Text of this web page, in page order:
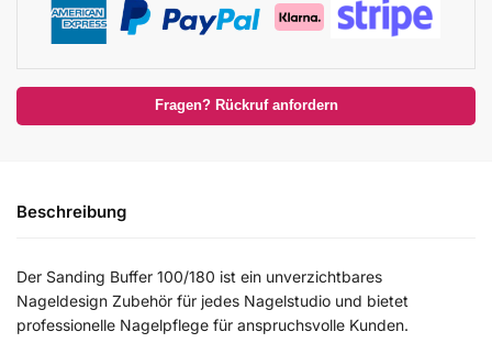
Fragen? Rückruf anfordern
Beschreibung
Der Sanding Buffer 100/180 ist ein unverzichtbares
Nageldesign Zubehör für jedes Nagelstudio und bietet
professionelle Nagelpflege für anspruchsvolle Kunden.